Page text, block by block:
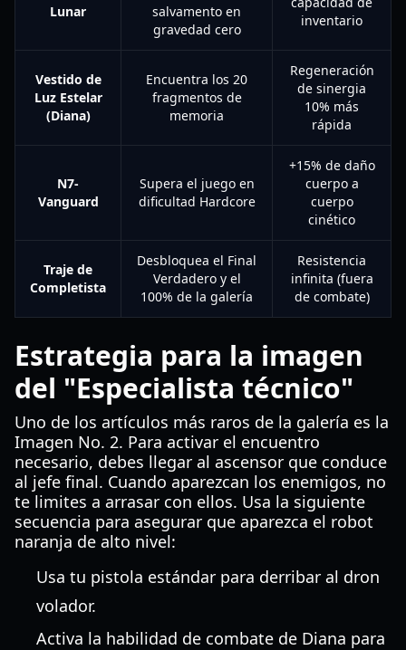
Lunar
salvamento en
gravedad cero
inventario
Vestido de
Luz Estelar
(Diana)
Encuentra los 20
fragmentos de
memoria
Regeneración
de sinergia
10% más
rápida
N7-
Vanguard
Supera el juego en
dificultad Hardcore
+15% de daño
cuerpo a
cuerpo
cinético
Traje de
Completista
Desbloquea el Final
Verdadero y el
100% de la galería
Resistencia
infinita (fuera
de combate)
Estrategia para la imagen
del "Especialista técnico"
Uno de los artículos más raros de la galería es la
Imagen No. 2. Para activar el encuentro
necesario, debes llegar al ascensor que conduce
al jefe final. Cuando aparezcan los enemigos, no
te limites a arrasar con ellos. Usa la siguiente
secuencia para asegurar que aparezca el robot
naranja de alto nivel:
Usa tu pistola estándar para derribar al dron
volador.
Activa la habilidad de combate de Diana para